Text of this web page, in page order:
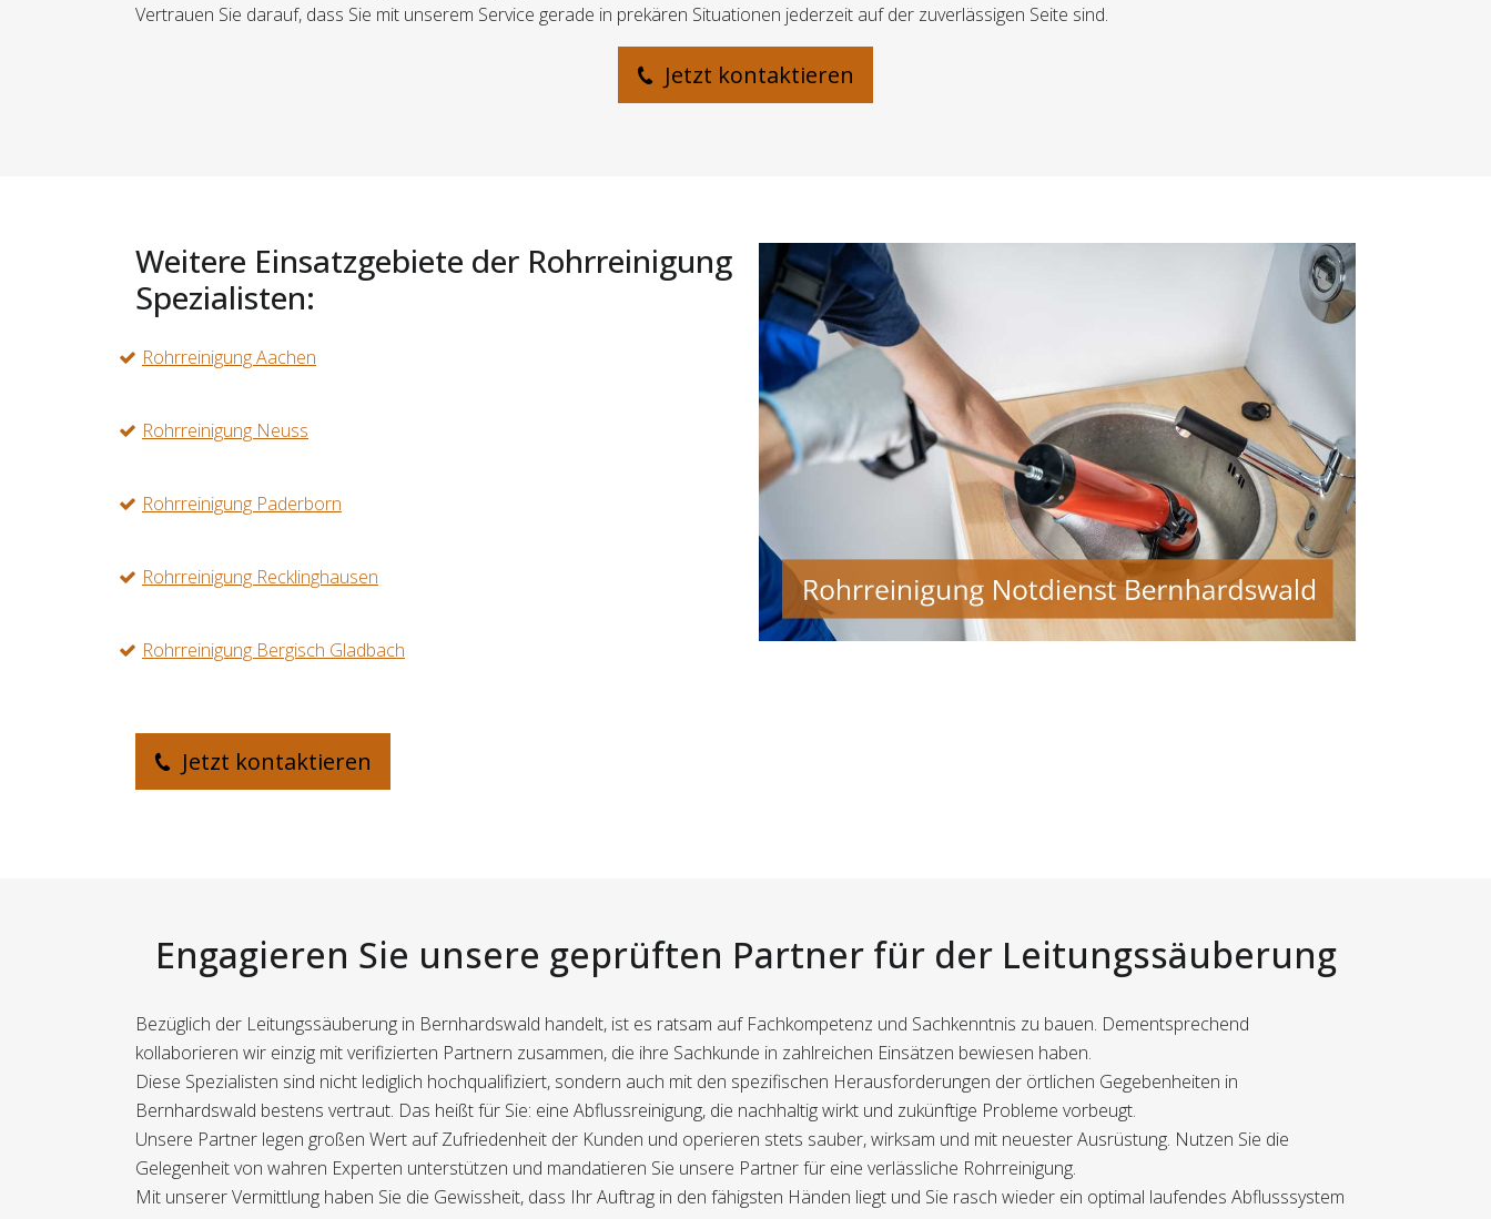
Vertrauen Sie darauf, dass Sie mit unserem Service gerade in prekären Situationen jederzeit auf der zuverlässigen Seite sind.
Jetzt kontaktieren
Weitere Einsatzgebiete der Rohrreinigung
Spezialisten:
Rohrreinigung Aachen
Rohrreinigung Neuss
Rohrreinigung Paderborn
Rohrreinigung Recklinghausen
Rohrreinigung Bergisch Gladbach
Jetzt kontaktieren
Engagieren Sie unsere geprüften Partner für der Leitungssäuberung
Bezüglich der Leitungssäuberung in Bernhardswald handelt, ist es ratsam auf Fachkompetenz und Sachkenntnis zu bauen. Dementsprechend
kollaborieren wir einzig mit verifizierten Partnern zusammen, die ihre Sachkunde in zahlreichen Einsätzen bewiesen haben.
Diese Spezialisten sind nicht lediglich hochqualifiziert, sondern auch mit den spezifischen Herausforderungen der örtlichen Gegebenheiten in
Bernhardswald bestens vertraut. Das heißt für Sie: eine Abflussreinigung, die nachhaltig wirkt und zukünftige Probleme vorbeugt.
Unsere Partner legen großen Wert auf Zufriedenheit der Kunden und operieren stets sauber, wirksam und mit neuester Ausrüstung. Nutzen Sie die
Gelegenheit von wahren Experten unterstützen und mandatieren Sie unsere Partner für eine verlässliche Rohrreinigung.
Mit unserer Vermittlung haben Sie die Gewissheit, dass Ihr Auftrag in den fähigsten Händen liegt und Sie rasch wieder ein optimal laufendes Abflusssystem